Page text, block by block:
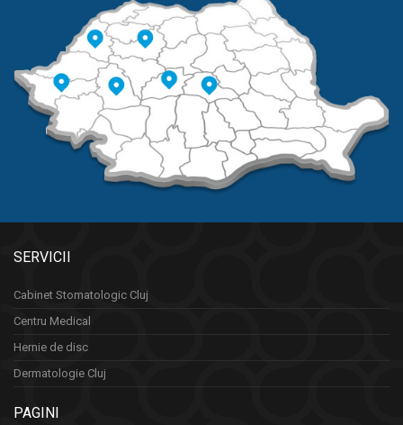
SERVICII
Cabinet Stomatologic Cluj
Centru Medical
Hernie de disc
Dermatologie Cluj
PAGINI